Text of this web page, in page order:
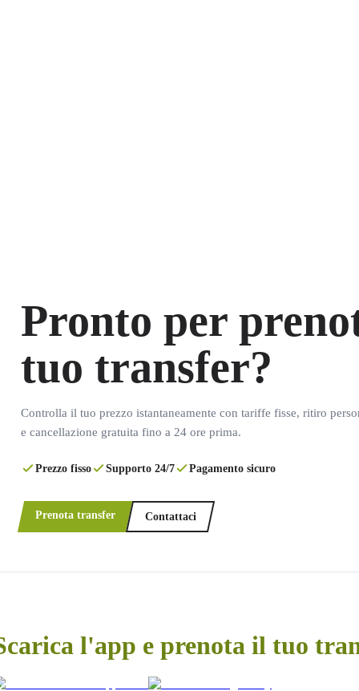
Pronto per
tuo transfer?
Controlla il tuo prezzo istantaneamente con tariffe fisse, ritiro
e cancellazione gratuita fino a 24 ore prima.
Prezzo fisso Supporto 24/7 Pagamento sicuro
Prenota transfer Contattaci
l'app e prenota il tuo